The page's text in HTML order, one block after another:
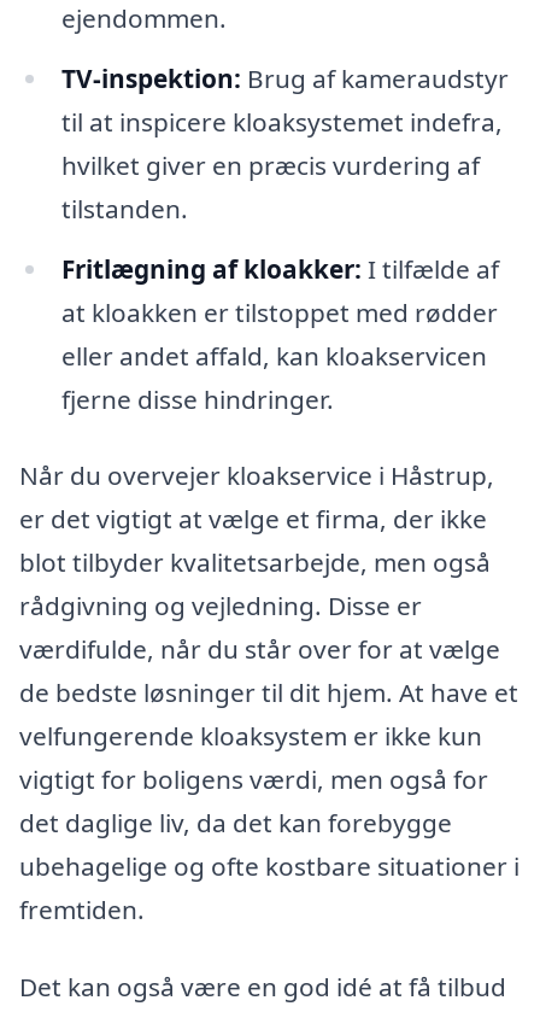
ejendommen.
TV-inspektion: Brug af kameraudstyr
til at inspicere kloaksystemet indefra,
hvilket giver en præcis vurdering af
tilstanden.
Fritlægning af kloakker: I tilfælde af
at kloakken er tilstoppet med rødder
eller andet affald, kan kloakservicen
fjerne disse hindringer.
Når du overvejer kloakservice i Håstrup,
er det vigtigt at vælge et firma, der ikke
blot tilbyder kvalitetsarbejde, men også
rådgivning og vejledning. Disse er
værdifulde, når du står over for at vælge
de bedste løsninger til dit hjem. At have et
velfungerende kloaksystem er ikke kun
vigtigt for boligens værdi, men også for
det daglige liv, da det kan forebygge
ubehagelige og ofte kostbare situationer i
fremtiden.
Det kan også være en god idé at få tilbud